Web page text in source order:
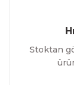
Stoktan